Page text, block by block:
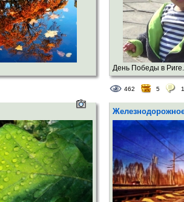
День Победы в
462 5 1